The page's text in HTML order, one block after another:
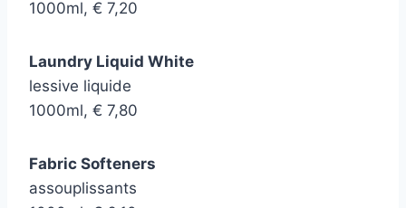
1000ml, € 7,20
Laundry Liquid White
lessive liquide
1000ml, € 7,80
Fabric Softeners
assouplissants